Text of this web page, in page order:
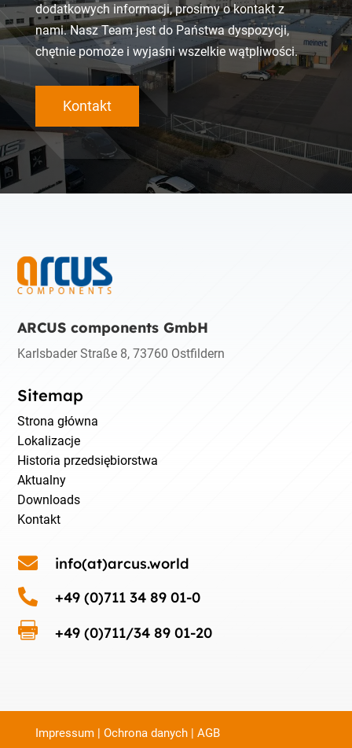
dodatkowych informacji, prosimy o kontakt z
nami. Nasz Team jest do Państwa dyspozycji,
chętnie pomoże i wyjaśni wszelkie wątpliwości.
Kontakt
ARCUS components GmbH
Karlsbader Straße 8, 73760 Ostfildern
Sitemap
Strona główna
Lokalizacje
Historia przedsiębiorstwa
Aktualny
Downloads
Kontakt
 info(at)arcus.world
 +49 (0)711 34 89 01-0
 +49 (0)711/34 89 01-20
Impressum| Ochrona danych| AGB